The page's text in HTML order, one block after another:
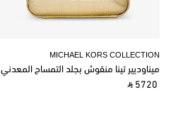
MICHAEL KORS COLLECTION
ميناوديير تينا منقوش بجلد التمساح المعدني
‎ ⃁ 5720 ‎